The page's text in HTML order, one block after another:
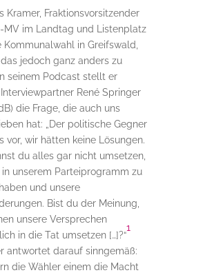
Kramer, Fraktionsvorsitzender
MV im Landtag und Listenplatz
Kommunalwahl in Greifswald,
jedoch ganz anders zu
seinem Podcast stellt er
René Springer
die Frage, die auch uns
hat: „Der politische Gegner
vor, wir hätten keine Lösungen.
du alles gar nicht umsetzen,
unserem Parteiprogramm zu
und unsere
Bist du der Meinung,
unsere Versprechen
in die Tat umsetzen […]?“
1
antwortet darauf sinngemäß:
die Wähler einem die Macht